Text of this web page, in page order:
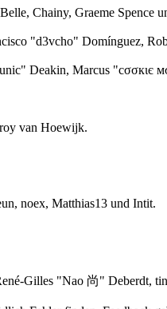
Chainy, Graeme Spence
"d3vcho" Domínguez,
Deakin, Marcus "cσσкιє
van Hoewijk.
noex, Matthias13 und Intit.
Gilles "Nao 尚" Deberdt,